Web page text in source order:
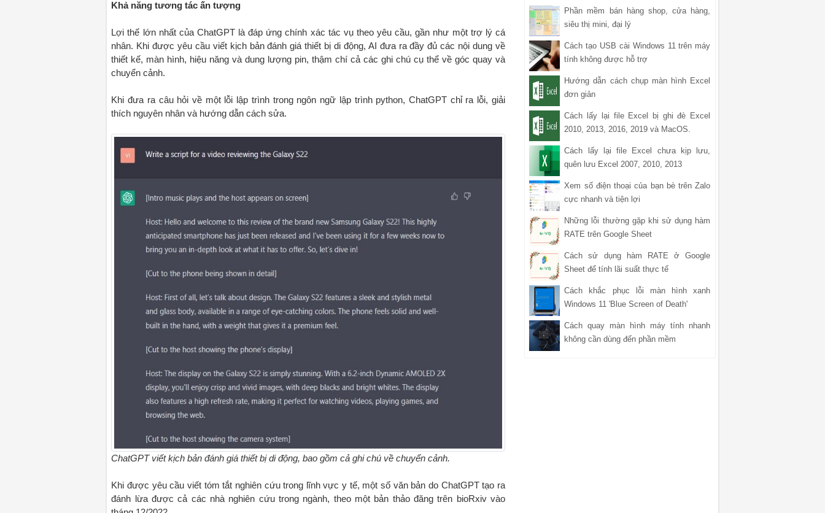
Khả năng tương tác ấn tượng
Lợi thế lớn nhất của ChatGPT là đáp ứng chính xác tác vụ theo yêu cầu, gần như một trợ lý cá
nhân. Khi được yêu cầu viết kịch bản đánh giá thiết bị di động, AI đưa ra đầy đủ các nội dung về
thiết kế, màn hình, hiệu năng và dung lượng pin, thậm chí cả các ghi chú cụ thể về góc quay và
chuyển cảnh.
Khi đưa ra câu hỏi về một lỗi lập trình trong ngôn ngữ lập trình python, ChatGPT chỉ ra lỗi, giải
thích nguyên nhân và hướng dẫn cách sửa.
ChatGPT viết kịch bản đánh giá thiết bị di động, bao gồm cả ghi chú về chuyển cảnh.
Khi được yêu cầu viết tóm tắt nghiên cứu trong lĩnh vực y tế, một số văn bản do ChatGPT tạo ra
đánh lừa được cả các nhà nghiên cứu trong ngành, theo một bản thảo đăng trên bioRxiv vào
Phần mềm bán hàng shop, cửa hàng,
siêu thị mini, đại lý
Cách tạo USB cài Windows 11 trên máy
tính không được hỗ trợ
Hướng dẫn cách chụp màn hình Excel
đơn giản
Cách lấy lại file Excel bị ghi đè Excel
2010, 2013, 2016, 2019 và MacOS.
Cách lấy lại file Excel chưa kịp lưu,
quên lưu Excel 2007, 2010, 2013
Xem số điện thoại của bạn bè trên Zalo
cực nhanh và tiện lợi
Những lỗi thường gặp khi sử dụng hàm
RATE trên Google Sheet
Cách sử dụng hàm RATE ở Google
Sheet để tính lãi suất thực tế
Cách khắc phục lỗi màn hình xanh
Windows 11 'Blue Screen of Death'
Cách quay màn hình máy tính nhanh
không cần dùng đến phần mềm